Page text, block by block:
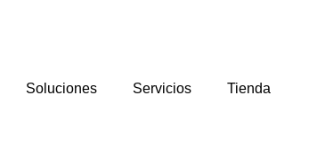
Soluciones Servicios Tienda